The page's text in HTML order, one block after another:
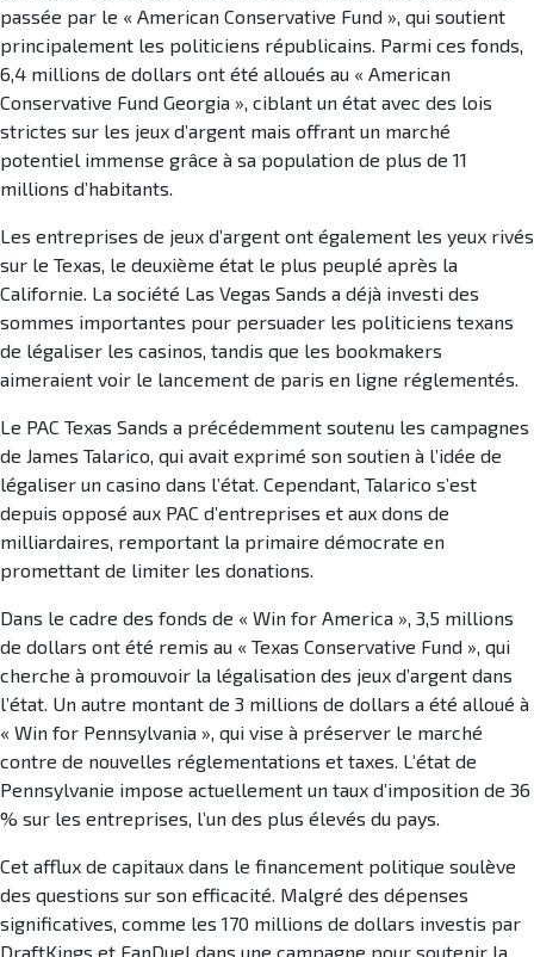
passée par le « American Conservative Fund », qui soutient
principalement les politiciens républicains. Parmi ces fonds,
6,4 millions de dollars ont été alloués au « American
Conservative Fund Georgia », ciblant un état avec des lois
strictes sur les jeux d’argent mais offrant un marché
potentiel immense grâce à sa population de plus de 11
millions d’habitants.
Les entreprises de jeux d’argent ont également les yeux rivés
sur le Texas, le deuxième état le plus peuplé après la
Californie. La société Las Vegas Sands a déjà investi des
sommes importantes pour persuader les politiciens texans
de légaliser les casinos, tandis que les bookmakers
aimeraient voir le lancement de paris en ligne réglementés.
Le PAC Texas Sands a précédemment soutenu les campagnes
de James Talarico, qui avait exprimé son soutien à l’idée de
légaliser un casino dans l’état. Cependant, Talarico s’est
depuis opposé aux PAC d’entreprises et aux dons de
milliardaires, remportant la primaire démocrate en
promettant de limiter les donations.
Dans le cadre des fonds de « Win for America », 3,5 millions
de dollars ont été remis au « Texas Conservative Fund », qui
cherche à promouvoir la légalisation des jeux d’argent dans
l’état. Un autre montant de 3 millions de dollars a été alloué à
« Win for Pennsylvania », qui vise à préserver le marché
contre de nouvelles réglementations et taxes. L’état de
Pennsylvanie impose actuellement un taux d’imposition de 36
% sur les entreprises, l’un des plus élevés du pays.
Cet afflux de capitaux dans le financement politique soulève
des questions sur son efficacité. Malgré des dépenses
significatives, comme les 170 millions de dollars investis par
DraftKings et FanDuel dans une campagne pour soutenir la